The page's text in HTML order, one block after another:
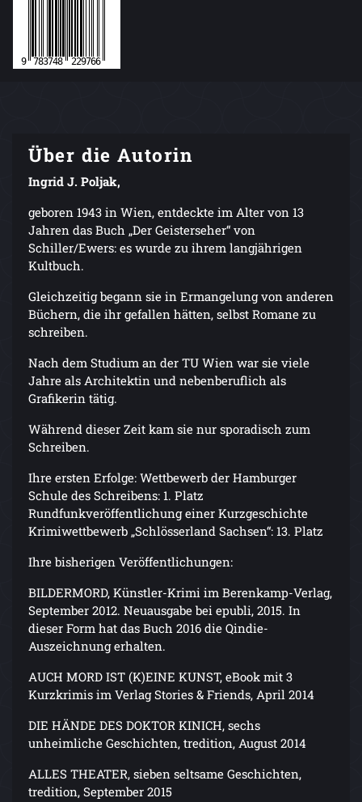
Über die Autorin
Ingrid J. Poljak,
geboren 1943 in Wien, entdeckte im Alter von 13
Jahren das Buch „Der Geisterseher“ von
Schiller/Ewers: es wurde zu ihrem langjährigen
Kultbuch.
Gleichzeitig begann sie in Ermangelung von anderen
Büchern, die ihr gefallen hätten, selbst Romane zu
schreiben.
Nach dem Studium an der TU Wien war sie viele
Jahre als Architektin und nebenberuflich als
Grafikerin tätig.
Während dieser Zeit kam sie nur sporadisch zum
Schreiben.
Ihre ersten Erfolge: Wettbewerb der Hamburger
Schule des Schreibens: 1. Platz
Rundfunkveröffentlichung einer Kurzgeschichte
Krimiwettbewerb „Schlösserland Sachsen“: 13. Platz
Ihre bisherigen Veröffentlichungen:
BILDERMORD, Künstler-Krimi im Berenkamp-Verlag,
September 2012. Neuausgabe bei epubli, 2015. In
dieser Form hat das Buch 2016 die Qindie-
Auszeichnung erhalten.
AUCH MORD IST (K)EINE KUNST, eBook mit 3
Kurzkrimis im Verlag Stories & Friends, April 2014
DIE HÄNDE DES DOKTOR KINICH, sechs
unheimliche Geschichten, tredition, August 2014
ALLES THEATER, sieben seltsame Geschichten,
tredition, September 2015